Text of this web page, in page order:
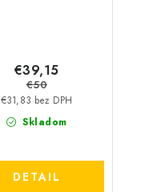
Skladom
€31,83 bez DPH
€39,15
€50
DETAIL